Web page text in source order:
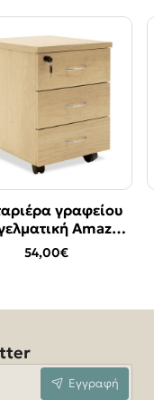
Bestseller
γραφείου
Amazon
τροχήλατη
χρώμα sonoma
54,00€
Εγγραφή